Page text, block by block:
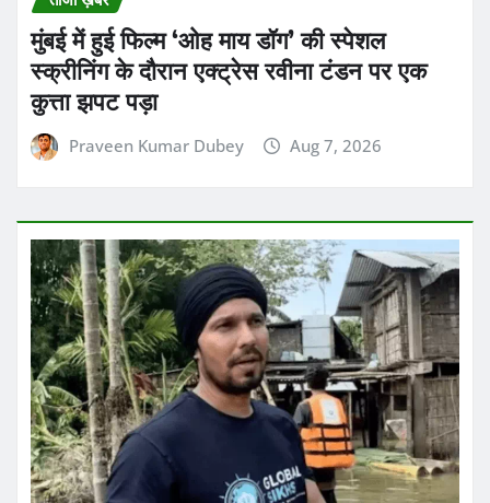
मुंबई में हुई फिल्म ‘ओह माय डॉग’ की स्पेशल
स्क्रीनिंग के दौरान एक्ट्रेस रवीना टंडन पर एक
कुत्ता झपट पड़ा
Praveen Kumar Dubey Aug 7, 2026